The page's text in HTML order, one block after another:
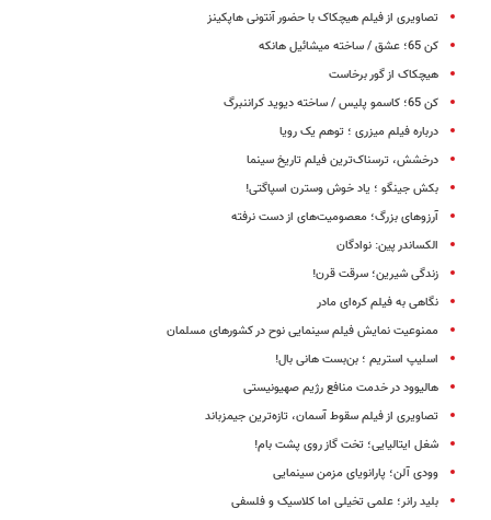
تصاویری از فیلم هیچکاک با حضور آنتونی هاپکینز
کن 65؛ عشق / ساخته میشائیل هانکه
هیچکاک از گور برخاست
کن 65؛ کاسمو پلیس / ساخته دیوید کراننبرگ
درباره فیلم میزری ؛ توهم یک رویا
درخشش، ترسناک‌ترین فیلم تاریخ سینما
بکش جینگو ؛ یاد خوش وسترن اسپاگتی!
آرزوهای بزرگ؛ معصومیت‌های از دست نرفته
الکساندر پین: نوادگان
زندگی شیرین؛ سرقت قرن!
نگاهی به فیلم کره‌ای مادر
ممنوعیت نمایش فیلم سینمایی نوح در کشورهای مسلمان
اسلیپ استریم ؛ بن‌بست ‌هانی بال!
هالیوود در خدمت منافع رژیم صهیونیستی
تصاویری از فیلم سقوط آسمان، تازه‌ترین جیمزباند
شغل ایتالیایی؛ تخت گاز روی پشت بام!
وودی آلن؛ پارانویای مزمن سینمایی
بلید رانر؛ علمی تخیلی اما کلاسیک و فلسفی